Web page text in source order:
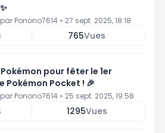
Ponono7614 » 27 sept. 2025, 18:18
765Vues
Pokémon pour fêter le 1er
Pokémon Pocket ! 🎉
Ponono7614 » 25 sept. 2025, 19:58
1295Vues